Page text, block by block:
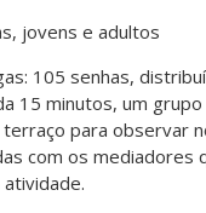
jovens e adultos
105 senhas,
15 minutos, um
para observar
com os mediadores
atividade.